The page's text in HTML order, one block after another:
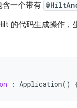
含一个带有
的代码生成操作，
: Application()